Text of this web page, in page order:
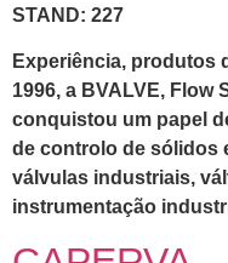
STAND: 227
Experiência, produtos
1996, a BVALVE,
conquistou um papel
de controlo de sólidos
válvulas industriais,
instrumentação